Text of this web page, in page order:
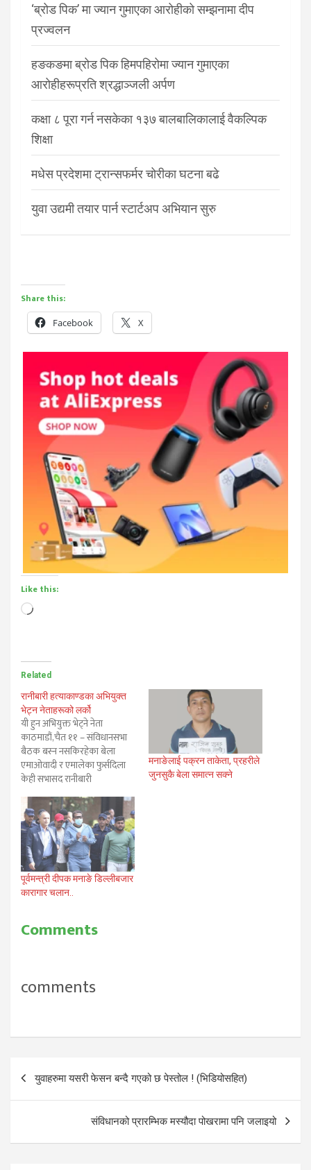
‘ब्रोड पिक’ मा ज्यान गुमाएका आरोहीको सम्झनामा दीप
प्रज्वलन
हङकङमा ब्रोड पिक हिमपहिरोमा ज्यान गुमाएका
आरोहीहरूप्रति श्रद्धाञ्जली अर्पण
कक्षा ८ पूरा गर्न नसकेका १३७ बालबालिकालाई वैकल्पिक
शिक्षा
मधेस प्रदेशमा ट्रान्सफर्मर चोरीका घटना बढे
युवा उद्यमी तयार पार्न स्टार्टअप अभियान सुरु
Share this:
Facebook X
Like this:
Loading…
Related
रानीबारी हत्याकाण्डका अभियुक्त
भेट्न नेताहरूको लर्को
यी हुन अभियुक्त भेट्ने नेता
काठमाडौं,चैत ११ – संविधानसभा
बैठक बस्न नसकिरहेका बेला
एमाओवादी र एमालेका फुर्सदिला
केही सभासद रानीबारी
हत्याकाण्डका आरोपित मनराज
गुरुङ र प्रमेश चौहानलाई भेट्न
प्रहरी कार्यालय पुगेको रहस्य
खुलेको छ। केन्द्रीय अनुसन्धान
ब्युरो (सीआईबी) को हिरासतमा
रहेका मनराज र प्रमेशलाई भेट्न
उनीनिकट सभासद् सोमबार त्यहाँ
पुगेका…
मनाङेलाई पक्रन ताकेता, प्रहरीले
जुनसुकै बेला समात्न सक्ने
पूर्वमन्त्री दीपक मनाङे डिल्लीबजार
कारागार चलान..
Comments
comments
Post
navigation
युवाहरुमा यसरी फेसन बन्दै गएको छ पेस्तोल ! (भिडियोसहित)
संविधानको प्रारम्भिक मस्यौदा पोखरामा पनि जलाइयो